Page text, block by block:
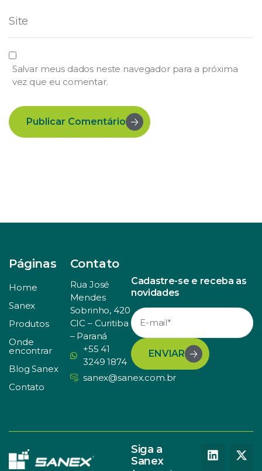
Salvar meus dados neste navegador para a próxima
vez que eu comentar.
Publicar Comentário
Páginas
Home
Sanex
Produtos
Onde
encontrar
Blog Sanex
Contato
Contato
Rua José
Mendes
Sobrinho, 420
CIC – Curitiba
– Paraná
+55 41
3249 1874
sanex@sanex.com.br
Cadastre-se e receba as
novidades
ENVIAR
Siga a
Sanex